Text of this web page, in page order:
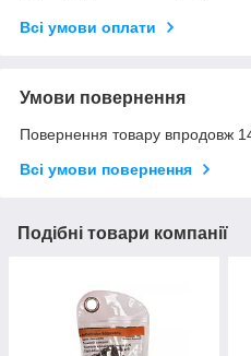
Всі умови оплати
Умови повернення
Повернення товару впродовж
Всі умови повернення
Подібні товари компанії